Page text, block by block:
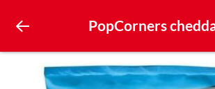
PopCorners